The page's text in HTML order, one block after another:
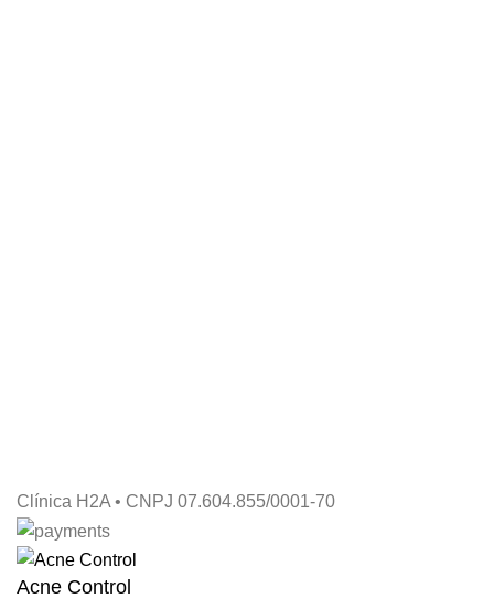
Clínica H2A • CNPJ 07.604.855/0001-70
Acne Control